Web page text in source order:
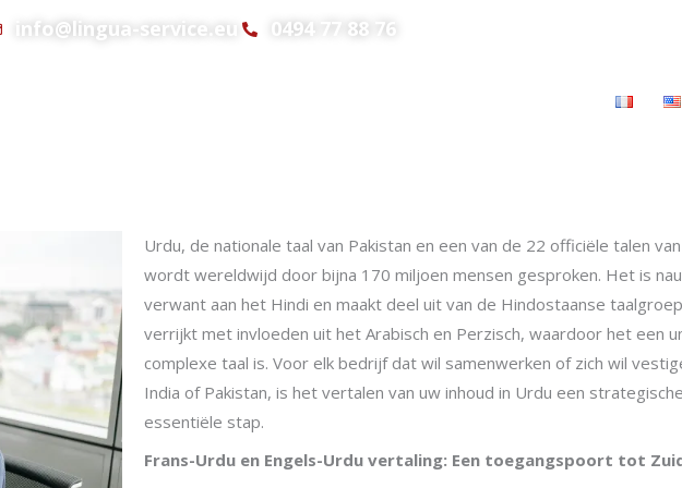
info@lingua-service.eu 0494 77 88 76
Urdu, de nationale taal van Pakistan en een van de 22 officiële talen
wordt wereldwijd door bijna 170 miljoen mensen gesproken. Het is
verwant aan het Hindi en maakt deel uit van de Hindostaanse
verrijkt met invloeden uit het Arabisch en Perzisch, waardoor het een
complexe taal is. Voor elk bedrijf dat wil samenwerken of zich wil
India of Pakistan, is het vertalen van uw inhoud in Urdu een
essentiële stap.
Frans-Urdu en Engels-Urdu vertaling: Een toegangspoort tot